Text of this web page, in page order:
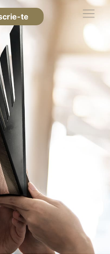
te